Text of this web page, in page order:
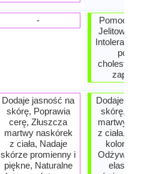
-
Dodaje jasność na
skórę, Poprawia
cerę, Złuszcza
martwy naskórek
z ciała, Nadaje
skórze promienny i
piękne, Naturalne
Pomoce
Jelitowe,
Intolerants,
Dodaje
skórę,
martwy
z ciała,
koloryt
Odżywia